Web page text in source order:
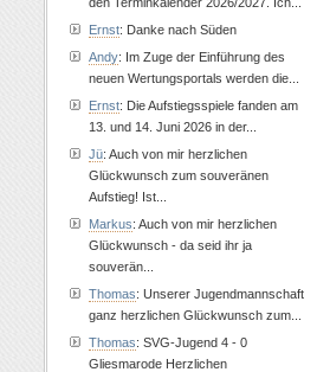
Ernst: Danke nach Süden
Andy: Im Zuge der Einführung des
neuen Wertungsportals werden die...
Ernst: Die Aufstiegsspiele fanden am
13. und 14. Juni 2026 in der...
Jü: Auch von mir herzlichen
Glückwunsch zum souveränen
Aufstieg! Ist...
Markus: Auch von mir herzlichen
Glückwunsch - da seid ihr ja
souverän...
Thomas: Unserer Jugendmannschaft
ganz herzlichen Glückwunsch zum...
Thomas: SVG-Jugend 4 - 0
Gliesmarode Herzlichen